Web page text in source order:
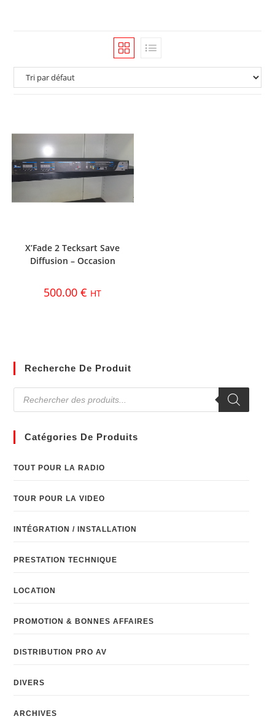
X’Fade 2 Tecksart Save
Diffusion – Occasion
500.00€ HT
Recherche De Produit
Catégories De Produits
TOUT POUR LA RADIO
TOUR POUR LA VIDEO
INTÉGRATION / INSTALLATION
PRESTATION TECHNIQUE
LOCATION
PROMOTION & BONNES AFFAIRES
DISTRIBUTION PRO AV
DIVERS
ARCHIVES